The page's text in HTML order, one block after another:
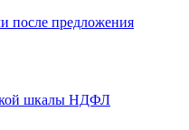
после предложения
шкалы НДФЛ